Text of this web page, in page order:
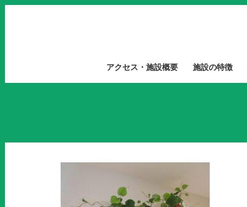
アクセス・施設概要 施設の特徴